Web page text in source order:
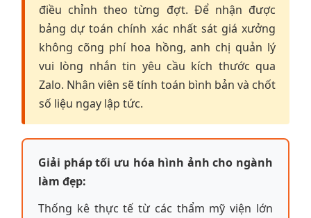
điều chỉnh theo từng đợt. Để nhận được
bảng dự toán chính xác nhất sát giá xưởng
không cõng phí hoa hồng, anh chị quản lý
vui lòng nhắn tin yêu cầu kích thước qua
Zalo. Nhân viên sẽ tính toán bình bản và chốt
số liệu ngay lập tức.
Giải pháp tối ưu hóa hình ảnh cho ngành
làm đẹp:
Thống kê thực tế từ các thẩm mỹ viện lớn